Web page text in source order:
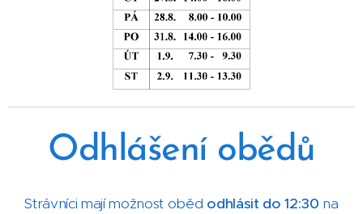
Odhlášení obědů
Strávníci mají možnost oběd odhlásit do 12:30 na